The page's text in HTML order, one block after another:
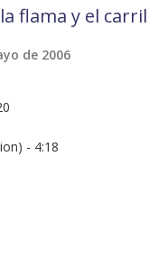
flama y el carril
de 2006
- 4:18